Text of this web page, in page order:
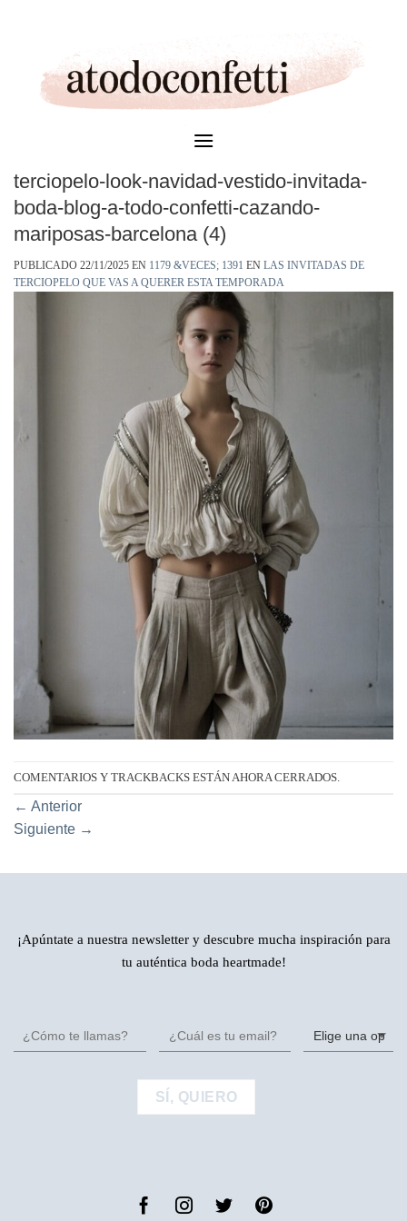
terciopelo-look-navidad-vestido-invitada-
boda-blog-a-todo-confetti-cazando-
mariposas-barcelona (4)
PUBLICADO 22/11/2025 EN 1179 &VECES; 1391 EN LAS INVITADAS DE
TERCIOPELO QUE VAS A QUERER ESTA TEMPORADA
COMENTARIOS Y TRACKBACKS ESTÁN AHORA CERRADOS.
← Anterior
Siguiente →
¡Apúntate a nuestra newsletter y descubre mucha inspiración para
tu auténtica boda heartmade!